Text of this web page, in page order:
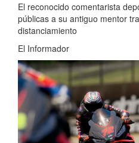
El reconocido comentarista
públicas a su antiguo mentor
distanciamiento
El Informador